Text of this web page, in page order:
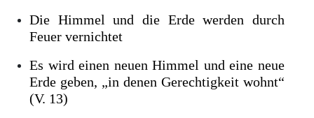
Die Himmel und die Erde werden durch
Feuer vernichtet
Es wird einen neuen Himmel und eine neue
Erde geben, „in denen Gerechtigkeit wohnt“
(V. 13)